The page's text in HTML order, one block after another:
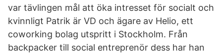
var tävlingen mål att öka intresset för socialt och
kvinnligt Patrik är VD och ägare av Helio, ett
coworking bolag utspritt i Stockholm. Från
backpacker till social entreprenör dess har han